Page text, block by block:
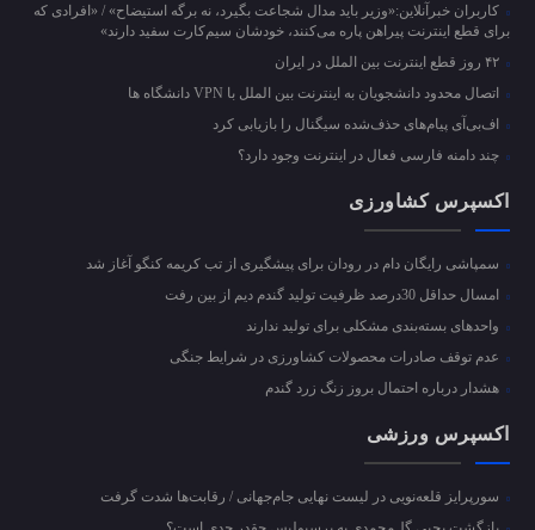
کاربران خبرآنلاین:«وزیر باید مدال شجاعت بگیرد، نه برگه استیضاح» / «افرادی که
برای قطع اینترنت پیراهن پاره می‌کنند، خودشان سیم‌کارت سفید دارند»
۴۲ روز قطع اینترنت بین الملل در ایران
اتصال محدود دانشجویان به اینترنت بین الملل با VPN دانشگاه ها
اف‌بی‌آی پیام‌های حذف‌شده سیگنال را بازیابی کرد
چند دامنه فارسی فعال در اینترنت وجود دارد؟
اکسپرس کشاورزی
سمپاشی رایگان دام در رودان برای پیشگیری از تب کریمه کنگو آغاز شد
امسال حداقل 30درصد ظرفیت تولید گندم دیم از بین رفت
واحد‌های بسته‌بندی مشکلی برای تولید ندارند
عدم توقف صادرات محصولات کشاورزی در شرایط جنگی
هشدار درباره احتمال بروز زنگ زرد گندم
اکسپرس ورزشی
سورپرایز قلعه‌نویی در لیست نهایی جام‌جهانی / رقابت‌ها شدت گرفت